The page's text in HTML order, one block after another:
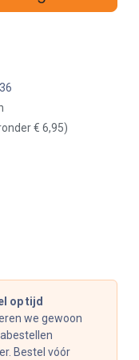
€ 6,95)
op tijd
we gewoon
Bestel vóór